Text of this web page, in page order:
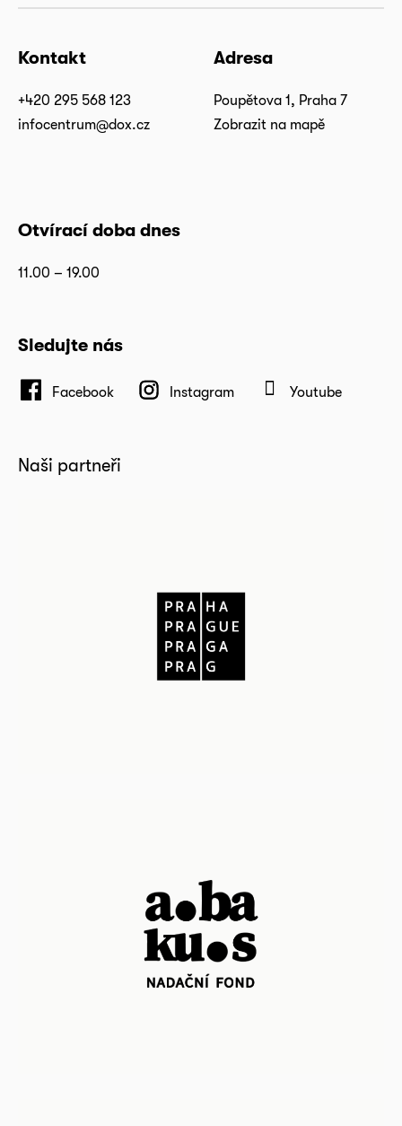
Kontakt
+420 295 568 123
infocentrum@dox.cz
Adresa
Poupětova 1, Praha 7
Zobrazit na mapě
Otvírací doba dnes
11.00 – 19.00
Sledujte nás
Facebook Instagram Youtube
Naši partneři